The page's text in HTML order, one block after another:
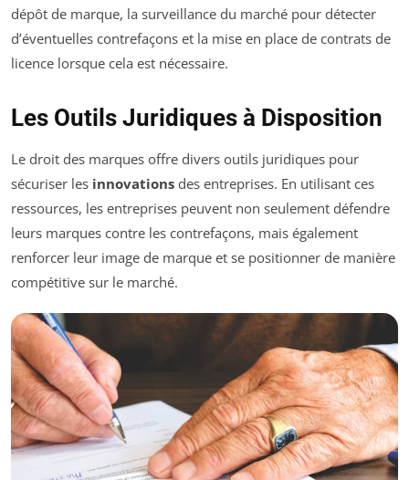
dépôt de marque, la surveillance du marché pour détecter
d’éventuelles contrefaçons et la mise en place de contrats de
licence lorsque cela est nécessaire.
Les Outils Juridiques à Disposition
Le droit des marques offre divers outils juridiques pour
sécuriser les innovations des entreprises. En utilisant ces
ressources, les entreprises peuvent non seulement défendre
leurs marques contre les contrefaçons, mais également
renforcer leur image de marque et se positionner de manière
compétitive sur le marché.